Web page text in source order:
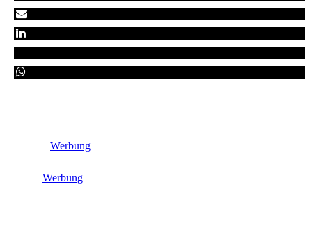
Werbung
Werbung